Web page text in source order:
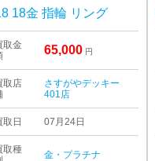
18金 指輪 リング
取金
65,000 円
取店
さすがやデッキー
401店
取日 07月24日
取種
金・プラチナ